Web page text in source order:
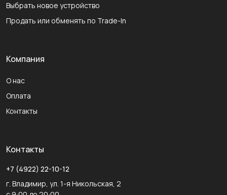
Выбрать новое устройство
Продать или обменять по Trade-In
Компания
О нас
Оплата
Контакты
Контакты
+7 (4922) 22-10-12
г. Владимир, ул. 1-я Никольская, 2